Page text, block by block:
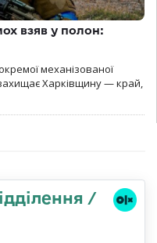
взяв у полон:
механізованої
Харківщину — край,
/